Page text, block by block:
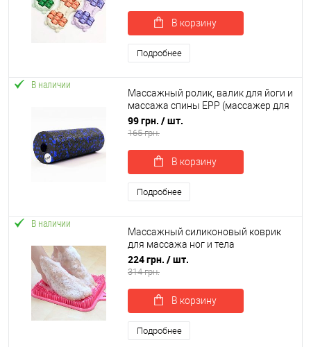
В корзину
Подробнее
В наличии
Массажный ролик, валик для йоги и
массажа спины EPP (массажер для
спины, шеи, ног) OSPORT 15х5см
(OF-0322)
99 грн. / шт.
165 грн.
В корзину
Подробнее
В наличии
Массажный силиконовый коврик
для массажа ног и тела
противоскользящий коврик-
скрабер в ванную OSPORT (MS 4206)
224 грн. / шт.
314 грн.
В корзину
Подробнее